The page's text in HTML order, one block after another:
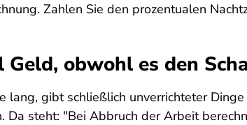
Zahlen Sie den prozentualen
obwohl es den
lang, gibt schließlich unverrichteter
Da steht: "Bei Abbruch der Arbeit